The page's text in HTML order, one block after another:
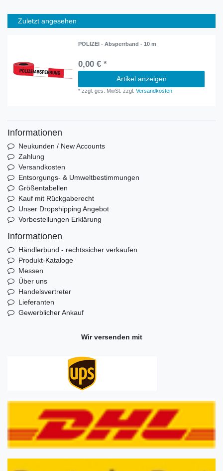
Zuletzt angesehen
POLIZEI - Absperrband - 10 m
0,00 € *
Artikel anzeigen
*zzgl. ges. MwSt. zzgl.Versandkosten
Informationen
Neukunden / New Accounts
Zahlung
Versandkosten
Entsorgungs- & Umweltbestimmungen
Größentabellen
Kauf mit Rückgaberecht
Unser Dropshipping Angebot
Vorbestellungen Erklärung
Informationen
Händlerbund - rechtssicher verkaufen
Produkt-Kataloge
Messen
Über uns
Handelsvertreter
Lieferanten
Gewerblicher Ankauf
Wir versenden mit